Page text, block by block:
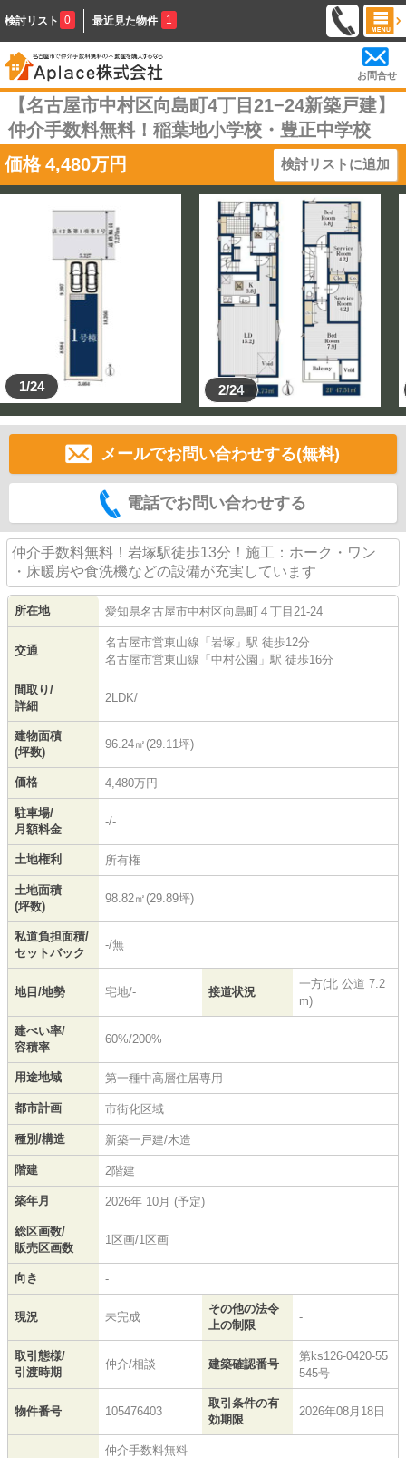
検討リスト 0 最近見た物件 1
お問合せ
【名古屋市中村区向島町4丁目21−24新築戸建】
仲介手数料無料！稲葉地小学校・豊正中学校
価格 4,480万円 検討リストに追加
1/24 2/24
メールでお問い合わせする(無料)
電話でお問い合わせする
仲介手数料無料！岩塚駅徒歩13分！施工：ホーク・ワン
・床暖房や食洗機などの設備が充実しています
所在地 愛知県名古屋市中村区向島町 ４丁目21-24
交通
名古屋市営東山線 「 岩塚 」駅 徒歩12分
名古屋市営東山線 「 中村公園 」駅 徒歩16分
間取り/
詳細
2LDK/
建物面積
(坪数)
96.24㎡(29.11坪)
価格 4,480万円
駐車場/
月額料金
-/-
土地権利 所有権
土地面積
(坪数)
98.82㎡(29.89坪)
私道負担面積/
セットバック
-/無
地目/地勢 宅地/- 接道状況
一方(北 公道 7.2
m)
建ぺい率/
容積率
60%/200%
用途地域 第一種中高層住居専用
都市計画 市街化区域
種別/構造 新築一戸建/木造
階建 2階建
築年月 2026年 10月 (予定)
総区画数/
販売区画数
1区画/1区画
向き -
現況 未完成
その他の法令
上の制限
-
取引態様/
引渡時期
仲介/相談 建築確認番号
第ks126-0420-55
545号
物件番号 105476403
取引条件の有
効期限
2026年08月18日
仲介手数料無料